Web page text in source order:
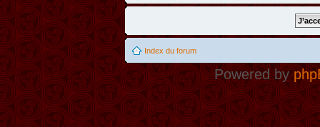
Index du forum
Powered by